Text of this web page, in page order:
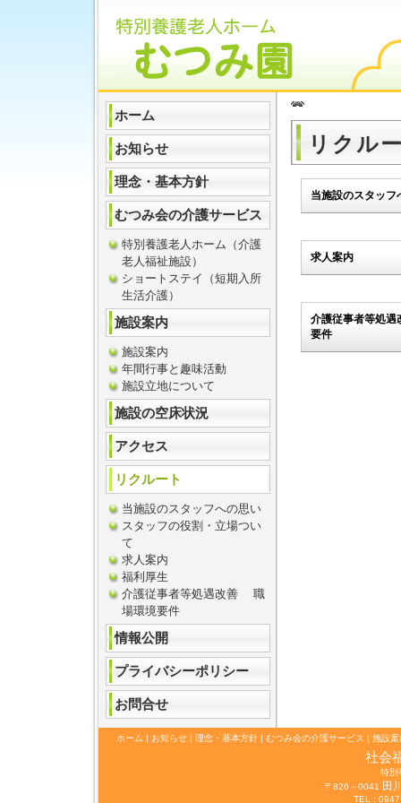
リクル
当施設のスタッフ
求人案内
介護従事者等処
要件
ホーム
お知らせ
理念・基本方針
むつみ会の介護サービス
特別養護老人ホーム（介護
老人福祉施設）
ショートステイ（短期入所
生活介護）
施設案内
施設案内
年間行事と趣味活動
施設立地について
施設の空床状況
アクセス
リクルート
当施設のスタッフへの思い
スタッフの役割・立場つい
て
求人案内
福利厚生
介護従事者等処遇改善 職
場環境要件
情報公開
プライバシーポリシー
お問合せ
ホーム | お知らせ | 理念・基本方針 | むつみ会の介護サービス | 施設案
社会
特別
〒826－0041
田
TEL :